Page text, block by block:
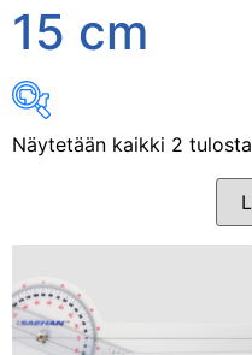
15 cm
Näytetään kaikki 2 tulosta